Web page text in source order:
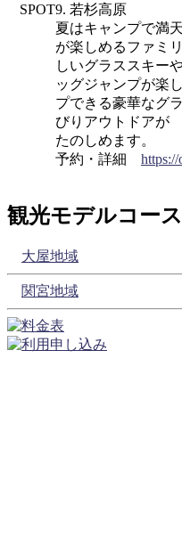
SPOT9. 若杉高原
夏はキャンプで満
が楽しめるファミ
しいグラススキー
ッグジャンプが楽
プできる豪華なグ
びりアウトドアが
たのしめます。
予約・詳細
観光モデルコース
大屋地域
関宮地域